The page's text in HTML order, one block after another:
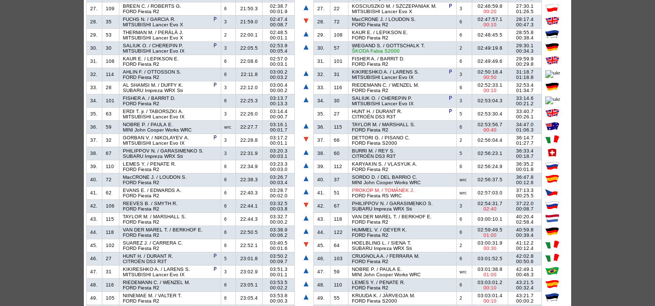
27.
109
BREEN C. / ROBERTS G.
FORD Fiesta R2
6 21:50.3
02:38.7
00:01.9
28.
35
FUCHS N. / GARCIA R.
MITSUBISHI Lancer Evo X
3 21:59.0
02:47.4
00:08.7
29.
53
THERMAN M. / PERÄLÄ J.
MITSUBISHI Lancer Evo X
2 22:00.1
02:48.5
00:01.1
30.
30
SALIUK O. / CHEREPIN P.
MITSUBISHI Lancer Evo IX
3 22:05.5
02:53.9
00:05.4
31.
108
KAUR E. / LEPIKSON E.
FORD Fiesta R2
6 22:08.6
02:57.0
00:03.1
32.
114
AHLIN F. / OTTOSSON S.
FORD Fiesta R2
6 22:11.8
03:00.2
00:03.2
33.
28
AL SHAMSI M. / DUFFY K.
SUBARU Impreza WRX Sti
3 22:12.0
03:00.4
00:00.2
34.
101
FISHER A. / BARRIT D.
FORD Fiesta R2
6 22:25.3
03:13.7
00:13.3
35.
63
ERDI T. jr. / TABORSZKI A.
MITSUBISHI Lancer Evo IX
3 22:26.0
03:14.4
00:00.7
36.
59
NOBRE P. / PAULA E.
MINI John Cooper Works WRC
wrc 22:27.7
03:16.1
00:01.7
37.
32
GORBAN V. / NIKOLAYEV A.
MITSUBISHI Lancer Evo IX
3 22:28.8
03:17.2
00:01.1
38.
67
PHILIPPOV N. / GARASIMENKO S.
SUBARU Impreza WRX Sti
3 22:31.9
03:20.3
00:03.1
39.
110
LEMES Y. / PENATE R.
FORD Fiesta R2
6 22:34.9
03:23.3
00:03.0
40.
72
MacCRONE J. / LOUDON S.
FORD Fiesta R2
6 22:38.3
03:26.7
00:03.4
41.
62
EVANS E. / EDWARDS A.
FORD Fiesta R2
6 22:40.3
03:28.7
00:02.0
42.
106
REEVES B. / SMYTH R.
FORD Fiesta R2
6 22:44.1
03:32.5
00:03.8
43.
115
TAYLOR M. / MARSHALL S.
FORD Fiesta R2
6 22:44.3
03:32.7
00:00.2
44.
118
VAN DER MAREL T. / BERKHOF E.
FORD Fiesta R2
6 22:50.5
03:38.9
00:06.2
45.
102
SUAREZ J. / CARRERA C.
FORD Fiesta R2
6 22:52.1
03:40.5
00:01.6
46.
27
HUNT H. / DURANT R.
CITROËN DS3 R3T
5 23:01.8
03:50.2
00:09.7
47.
31
KIKIRESHKO A. / LARENS S.
MITSUBISHI Lancer Evo IX
3 23:02.9
03:51.3
00:01.1
48.
116
RIEDEMANN C. / WENZEL M.
FORD Fiesta R2
6 23:05.1
03:53.5
00:02.2
49.
105
NIINEMAE M. / VALTER T.
FORD Fiesta R2
6 23:05.4
03:53.8
00:00.3
27.
22
KOSCIUSZKO M. / SZCZEPANIAK M.
MITSUBISHI Lancer Evo X
3
02:46:59.8
00:20
27:30.1
01:26.5
28.
72
MacCRONE J. / LOUDON S.
FORD Fiesta R2
6
02:47:57.1
00:10
28:17.4
00:47.3
29.
108
KAUR E. / LEPIKSON E.
FORD Fiesta R2
6 02:48:45.5
28:55.8
00:38.4
30.
57
WIEGAND S. / GOTTSCHALK T.
ŠKODA Fabia S2000
2 02:49:19.8
29:30.1
00:34.3
31.
101
FISHER A. / BARRIT D.
FORD Fiesta R2
6 02:49:49.6
29:59.9
00:29.8
32.
31
KIKIRESHKO A. / LARENS S.
MITSUBISHI Lancer Evo IX
3
02:50:18.4
00:50
31:18.7
01:18.8
33.
116
RIEDEMANN C. / WENZEL M.
FORD Fiesta R2
6
02:52:33.1
00:10
32:53.4
01:34.7
34.
30
SALIUK O. / CHEREPIN P.
MITSUBISHI Lancer Evo IX
3 02:53:04.3
33:14.6
00:21.2
35.
27
HUNT H. / DURANT R.
CITROËN DS3 R3T
5 02:53:30.4
33:40.7
00:26.1
36.
115
TAYLOR M. / MARSHALL S.
FORD Fiesta R2
6
02:53:56.7
00:40
34:47.0
01:06.3
37.
66
DETTORI G. / PISANO C.
FORD Fiesta S2000
2 02:56:04.4
36:14.7
01:27.7
38.
60
BURRI M. / REY S.
CITROËN DS3 R3T
5 02:56:23.1
36:33.4
00:18.7
39.
112
KARYAKIN S. / VLASYUK A.
FORD Fiesta R2
6 02:56:24.9
36:35.2
00:01.8
40.
37
SORDO D. / DEL BARRIO C.
MINI John Cooper Works WRC
wrc 02:56:37.5
36:47.8
00:12.6
41.
51
PROKOP M. / TOMÁNEK J.
FORD Fiesta RS WRC
wrc 02:57:03.0
37:13.3
00:25.5
42.
67
PHILIPPOV N. / GARASIMENKO S.
SUBARU Impreza WRX Sti
3
02:54:31.7
02:40
37:22.0
00:08.7
43.
118
VAN DER MAREL T. / BERKHOF E.
FORD Fiesta R2
6 03:00:10.1
40:20.4
02:58.4
44.
122
HUMMEL V. / GEYER K.
FORD Fiesta R2
6
02:59:49.5
01:00
40:59.8
00:39.4
45.
64
HOELBLING L. / SIENA T.
SUBARU Impreza WRX Sti
2
03:00:31.9
00:30
41:12.2
00:12.4
46.
103
CRUGNOLA A. / FERRARA M.
FORD Fiesta R2
6 03:01:52.5
42:02.8
00:50.6
47.
59
NOBRE P. / PAULA E.
MINI John Cooper Works WRC
wrc
03:01:38.8
01:00
42:49.1
00:46.3
48.
110
LEMES Y. / PENATE R.
FORD Fiesta R2
6
03:03:01.2
00:10
43:21.5
00:32.4
49.
55
KRUUDA K. / JÄRVEOJA M.
FORD Fiesta S2000
2
03:03:01.4
00:10
43:21.7
00:00.2